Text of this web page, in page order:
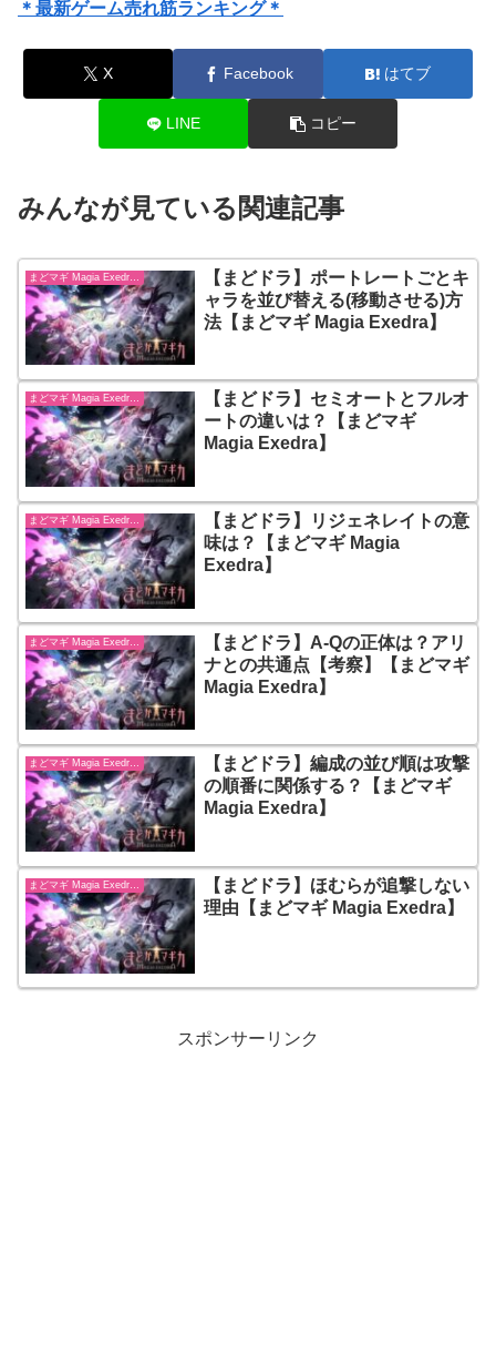
＊最新ゲーム売れ筋ランキング＊
X Facebook はてブ
LINE コピー
みんなが見ている関連記事
【まどドラ】ポートレートごとキ
ャラを並び替える(移動させる)方
法【まどマギ Magia Exedra】
まどマギ Magia Exedra【まどドラ】
【まどドラ】セミオートとフルオ
ートの違いは？【まどマギ
Magia Exedra】
まどマギ Magia Exedra【まどドラ】
【まどドラ】リジェネレイトの意
味は？【まどマギ Magia
Exedra】
【まどドラ】A-Qの正体は？アリ
ナとの共通点【考察】【まどマギ
Magia Exedra】
まどマギ Magia Exedra【まどドラ】
【まどドラ】編成の並び順は攻撃
の順番に関係する？【まどマギ
Magia Exedra】
まどマギ Magia Exedra【まどドラ】
【まどドラ】ほむらが追撃しない
理由【まどマギ Magia Exedra】
スポンサーリンク